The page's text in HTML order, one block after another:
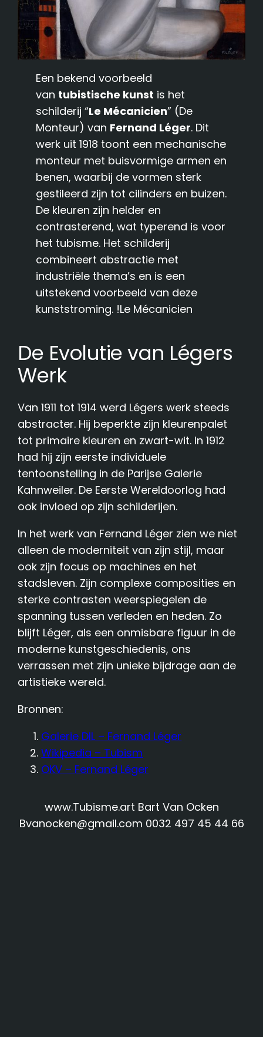
Een bekend voorbeeld
van tubistische kunst is het
schilderij “Le Mécanicien” (De
Monteur) van Fernand Léger. Dit
werk uit 1918 toont een mechanische
monteur met buisvormige armen en
benen, waarbij de vormen sterk
gestileerd zijn tot cilinders en buizen.
De kleuren zijn helder en
contrasterend, wat typerend is voor
het tubisme. Het schilderij
combineert abstractie met
industriële thema’s en is een
uitstekend voorbeeld van deze
kunststroming. !Le Mécanicien
De Evolutie van Légers
Werk
Van 1911 tot 1914 werd Légers werk steeds
abstracter. Hij beperkte zijn kleurenpalet
tot primaire kleuren en zwart-wit. In 1912
had hij zijn eerste individuele
tentoonstelling in de Parijse Galerie
Kahnweiler. De Eerste Wereldoorlog had
ook invloed op zijn schilderijen.
In het werk van Fernand Léger zien we niet
alleen de moderniteit van zijn stijl, maar
ook zijn focus op machines en het
stadsleven. Zijn complexe composities en
sterke contrasten weerspiegelen de
spanning tussen verleden en heden. Zo
blijft Léger, als een onmisbare figuur in de
moderne kunstgeschiedenis, ons
verrassen met zijn unieke bijdrage aan de
artistieke wereld.
Bronnen:
Galerie DIL – Fernand Léger
Wikipedia – Tubism
OKV – Fernand Léger
www.Tubisme.art Bart Van Ocken
Bvanocken@gmail.com 0032 497 45 44 66